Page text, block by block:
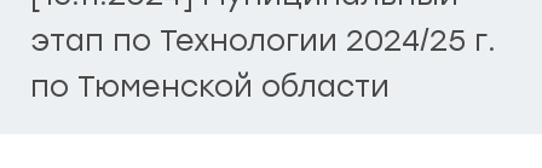
этап по Технологии 2024/25 г.
по Тюменской области